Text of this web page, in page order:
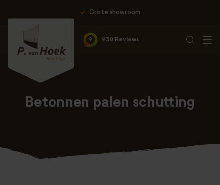
Grote showroom
9 930 Reviews
Betonnen palen schutting